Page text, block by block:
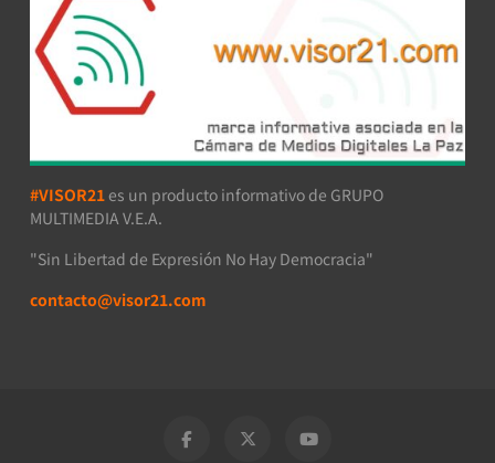
#VISOR21 es un producto informativo de GRUPO
MULTIMEDIA V.E.A.
"Sin Libertad de Expresión No Hay Democracia"
contacto@visor21.com